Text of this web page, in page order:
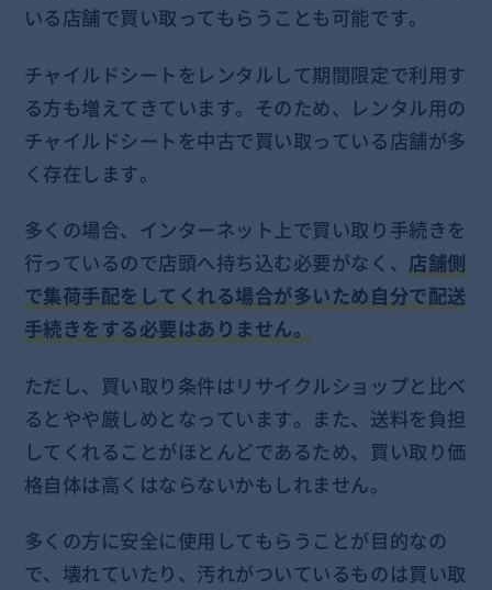
いる店舗で買い取ってもらうことも可能です。
チャイルドシートをレンタルして期間限定で利用す
る方も増えてきています。そのため、レンタル用の
チャイルドシートを中古で買い取っている店舗が多
く存在します。
多くの場合、インターネット上で買い取り手続きを
行っているので店頭へ持ち込む必要がなく、店舗側
で集荷手配をしてくれる場合が多いため自分で配送
手続きをする必要はありません。
ただし、買い取り条件はリサイクルショップと比べ
るとやや厳しめとなっています。また、送料を負担
してくれることがほとんどであるため、買い取り価
格自体は高くはならないかもしれません。
多くの方に安全に使用してもらうことが目的なの
で、壊れていたり、汚れがついているものは買い取